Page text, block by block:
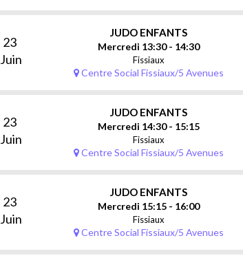
23
Juin
JUDO ENFANTS
Mercredi 13:30 - 14:30
Fissiaux
Centre Social Fissiaux/5 Avenues
23
Juin
JUDO ENFANTS
Mercredi 14:30 - 15:15
Fissiaux
Centre Social Fissiaux/5 Avenues
23
Juin
JUDO ENFANTS
Mercredi 15:15 - 16:00
Fissiaux
Centre Social Fissiaux/5 Avenues